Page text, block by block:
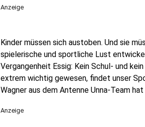
Anzeige
Kinder müssen sich austoben. Und sie
spielerische und sportliche Lust
Vergangenheit Essig: Kein Schul- und
extrem wichtig gewesen, findet unser
Wagner aus dem Antenne Unna-Team
Anzeige